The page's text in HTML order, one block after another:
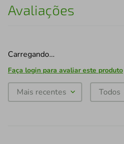
Avaliações
Carregando…
Faça login para avaliar este produto
Mais recentes Todos